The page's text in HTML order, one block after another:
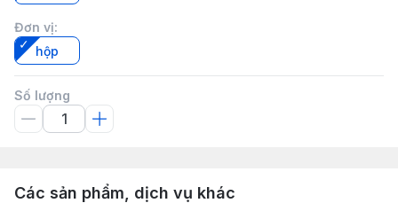
Đơn vị:
hộp
Số lượng
Các sản phẩm, dịch vụ khác